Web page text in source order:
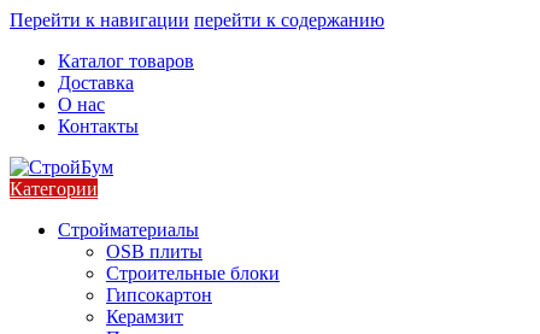
Перейти к навигации перейти к содержанию
Каталог товаров
Доставка
О нас
Контакты
Категории
Стройматериалы
OSB плиты
Строительные блоки
Гипсокартон
Керамзит